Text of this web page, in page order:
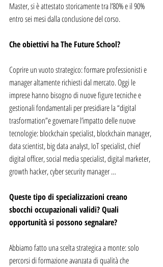
Master, si è attestato storicamente tra l’80% e il 90%
entro sei mesi dalla conclusione del corso.
Che obiettivi ha The Future School?
Coprire un vuoto strategico: formare professionisti e
manager altamente richiesti dal mercato. Oggi le
imprese hanno bisogno di nuove figure tecniche e
gestionali fondamentali per presidiare la “digital
trasformation”e governare l’impatto delle nuove
tecnologie: blockchain specialist, blockchain manager,
data scientist, big data analyst, IoT specialist, chief
digital officer, social media specialist, digital marketer,
growth hacker, cyber security manager …
Queste tipo di specializzazioni creano
sbocchi occupazionali validi? Quali
opportunità si possono segnalare?
Abbiamo fatto una scelta strategica a monte: solo
percorsi di formazione avanzata di qualità che